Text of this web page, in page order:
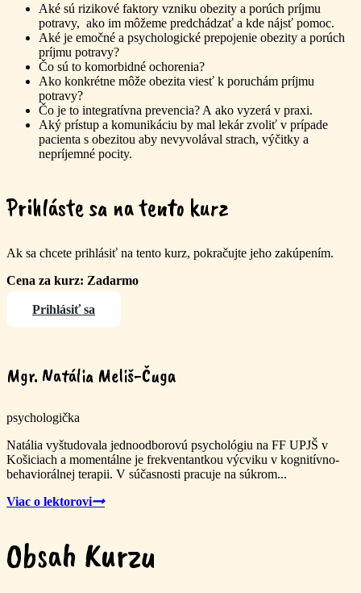
Aké sú rizikové faktory vzniku obezity a porúch príjmu
potravy, ako im môžeme predchádzať a kde nájsť pomoc.
Aké je emočné a psychologické prepojenie obezity a porúch
príjmu potravy?
Čo sú to komorbidné ochorenia?
Ako konkrétne môže obezita viesť k poruchám príjmu
potravy?
Čo je to integratívna prevencia? A ako vyzerá v praxi.
Aký prístup a komunikáciu by mal lekár zvoliť v prípade
pacienta s obezitou aby nevyvolával strach, výčitky a
nepríjemné pocity.
Prihláste sa na tento kurz
Ak sa chcete prihlásiť na tento kurz, pokračujte jeho zakúpením.
Cena za kurz: Zadarmo
Prihlásiť sa
Mgr. Natália Meliš-Čuga
psychologička
Natália vyštudovala jednoodborovú psychológiu na FF UPJŠ v
Košiciach a momentálne je frekventantkou výcviku v kognitívno-
behaviorálnej terapii. V súčasnosti pracuje na súkrom...
Viac o lektorovi
Obsah Kurzu